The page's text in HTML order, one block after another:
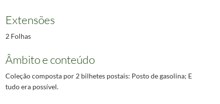
Extensões
2 Folhas
Âmbito e conteúdo
Coleção composta por 2 bilhetes postais: Posto de gasolina; E
tudo era possível.